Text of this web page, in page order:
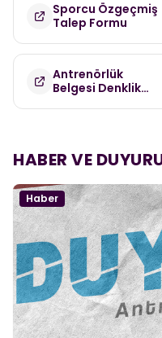
Sporcu Özgeçmiş
Talep Formu
Antrenörlük
Belgesi Denklik
HABER VE
Haber